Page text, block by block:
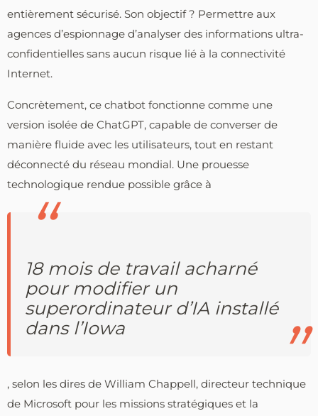
entièrement sécurisé. Son objectif ? Permettre aux
agences d’espionnage d’analyser des informations ultra-
confidentielles sans aucun risque lié à la connectivité
Internet.
Concrètement, ce chatbot fonctionne comme une
version isolée de ChatGPT, capable de converser de
manière fluide avec les utilisateurs, tout en restant
déconnecté du réseau mondial. Une prouesse
technologique rendue possible grâce à
18 mois de travail acharné
pour modifier un
superordinateur d’IA installé
dans l’Iowa
, selon les dires de William Chappell, directeur technique
de Microsoft pour les missions stratégiques et la